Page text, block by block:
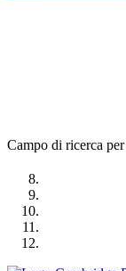
Campo di ricerca